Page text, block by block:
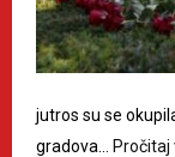
jutros su se
gradova…
Pročitaj